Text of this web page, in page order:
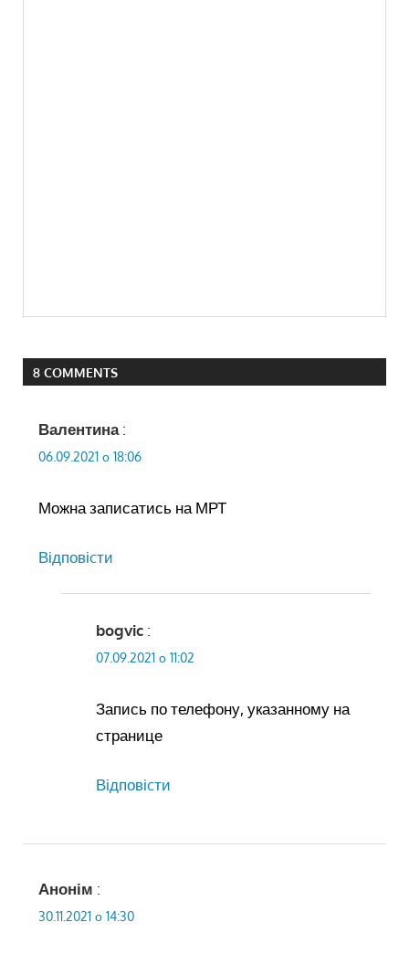
8 COMMENTS
Валентина :
06.09.2021 о 18:06
Можна записатись на МРТ
Відповіcти
bogvic :
07.09.2021 о 11:02
Запись по телефону, указанному на
странице
Відповіcти
Анонім :
30.11.2021 о 14:30